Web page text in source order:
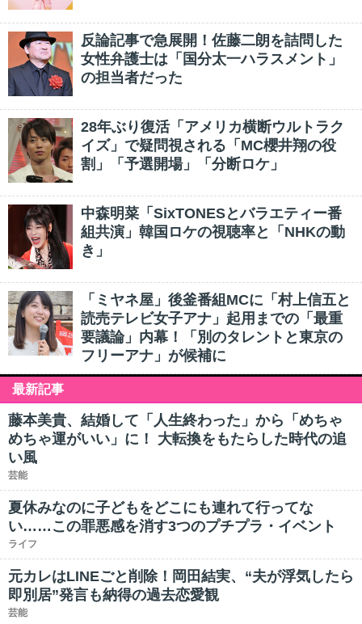
反論記事で急展開！佐藤二朗を詰問した
女性弁護士は「国分太一ハラスメント」
の担当者だった
28年ぶり復活「アメリカ横断ウルトラク
イズ」で疑問視される「MC櫻井翔の役
割」「予選開場」「分断ロケ」
中森明菜「SixTONESとバラエティー番
組共演」韓国ロケの視聴率と「NHKの動
き」
「ミヤネ屋」後釜番組MCに「村上信五と
読売テレビ女子アナ」起用までの「最重
要議論」内幕！「別のタレントと東京の
フリーアナ」が候補に
最新記事
藤本美貴、結婚して「人生終わった」から「めちゃ
めちゃ運がいい」に！ 大転換をもたらした時代の追
い風
芸能
夏休みなのに子どもをどこにも連れて行ってな
い……この罪悪感を消す3つのプチプラ・イベント
ライフ
元カレはLINEごと削除！岡田結実、“夫が浮気したら
即別居”発言も納得の過去恋愛観
芸能